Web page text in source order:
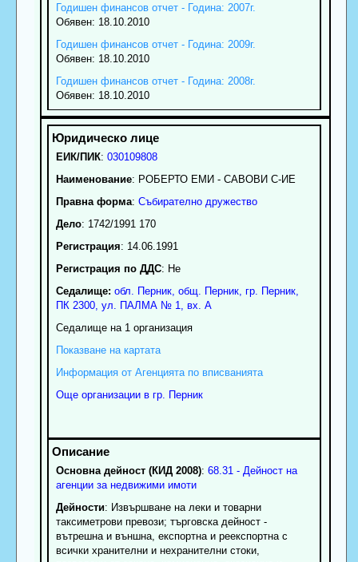
Годишен финансов отчет - Година: 2007г.
Обявен: 18.10.2010
Годишен финансов отчет - Година: 2009г.
Обявен: 18.10.2010
Годишен финансов отчет - Година: 2008г.
Обявен: 18.10.2010
ЕИК/ПИК: 030109808
Наименование: РОБЕРТО ЕМИ - САВОВИ С-ИЕ
Правна форма: Събирателно дружество
Дело: 1742/1991 170
Регистрация: 14.06.1991
Регистрация по ДДС: Нe
Седалище: обл. Перник, общ. Перник, гр. Перник,
ПК 2300, ул. ПАЛМА № 1, вх. А
Седалище на 1 организация
Показване на картата
Информация от Агенцията по вписванията
Още организации в гр. Перник
Основна дейност (КИД 2008): 68.31 - Дейност на
агенции за недвижими имоти
Дейности: Извършване на леки и товарни
таксиметрови превози; търговска дейност -
вътрешна и външна, експортна и реекспортна с
всички хранителни и нехранителни стоки,